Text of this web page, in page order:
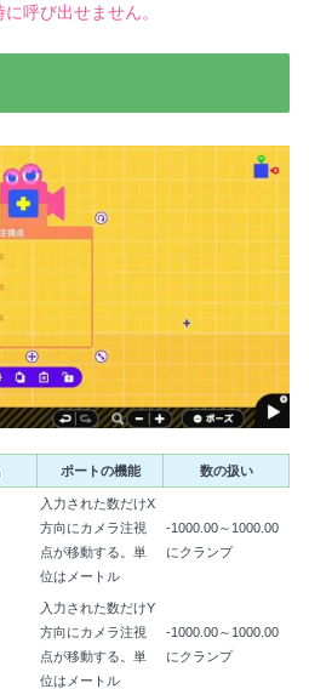
呼び出せません。
ポートの機能 数の扱い
入力された数だけX
方向にカメラ注視
点が移動する。単
位はメートル
-1000.00～1000.00
にクランプ
入力された数だけY
方向にカメラ注視
点が移動する。単
位はメートル
-1000.00～1000.00
にクランプ